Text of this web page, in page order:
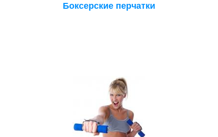
Боксерские перчатки